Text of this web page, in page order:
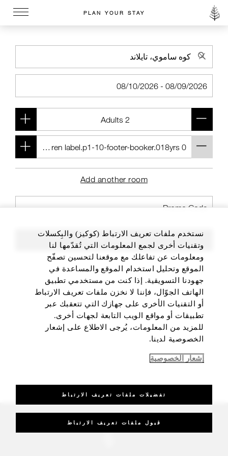
PLAN YOUR STAY
Add another room
FIND ROOMS
نستخدم ملفات تعريف الارتباط (كوكيز) والبِكسلات
وتقنيات أخرى لجمع المعلومات التي تُقدّمها لنا
ومعلومات عن تفاعلك مع موقعنا لتحسين تصفّح
الموقع وتحليل استخدام الموقع والمساعدة في
جهودنا التسويقية. إذا كنت من مستخدمي تطبيق
الهاتف الجوّال، فإننا لا نخزن ملفات تعريف الارتباط
أو التقنيات الأخرى على جهازك التي تتعقبك عبر
تطبيقات أو مواقع الويب التابعة لجهات أخرى.
للمزيد من المعلومات، يُرجى الاطلاع على إشعار
الخصوصية لدينا.
إشعار الخصوصية
تفضيلات ملفات تعريف الارتباط
قبول ملفات تعريف الارتباط